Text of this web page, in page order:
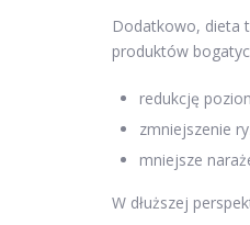
Dodatkowo, dieta
produktów
redukcję
zmniejszenie
mniejsze
W dłuższej